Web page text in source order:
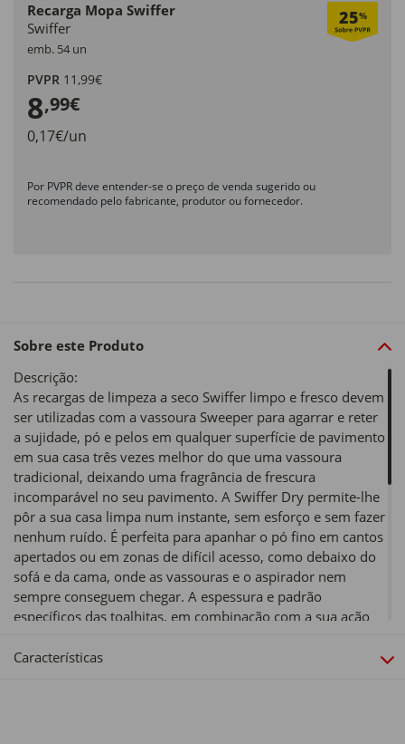
Recarga Mopa Swiffer 25%
Swiffer
emb. 54 un
PVPR 11,99€
8,99€
0,17€/un
Por PVPR deve entender-se o preço de venda sugerido ou
recomendado pelo fabricante, produtor ou fornecedor.
Sobre este Produto
Descrição:
As recargas de limpeza a seco Swiffer limpo e fresco devem
ser utilizadas com a vassoura Sweeper para agarrar e reter
a sujidade, pó e pelos em qualquer superfície de pavimento
em sua casa três vezes melhor do que uma vassoura
tradicional, deixando uma fragrância de frescura
incomparável no seu pavimento. A Swiffer Dry permite-lhe
pôr a sua casa limpa num instante, sem esforço e sem fazer
nenhum ruído. É perfeita para apanhar o pó fino em cantos
apertados ou em zonas de difícil acesso, como debaixo do
sofá e da cama, onde as vassouras e o aspirador nem
sempre conseguem chegar. A espessura e padrão
específicos das toalhitas, em combinação com a sua ação
na toalhita, deixando uma frescura duradoura na divisão.
Características